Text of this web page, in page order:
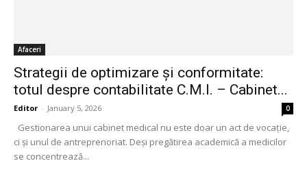
Afaceri
Strategii de optimizare și conformitate:
totul despre contabilitate C.M.I. – Cabinet...
Editor - January 5, 2026 0
Gestionarea unui cabinet medical nu este doar un act de vocație,
ci și unul de antreprenoriat. Deși pregătirea academică a medicilor
se concentrează...